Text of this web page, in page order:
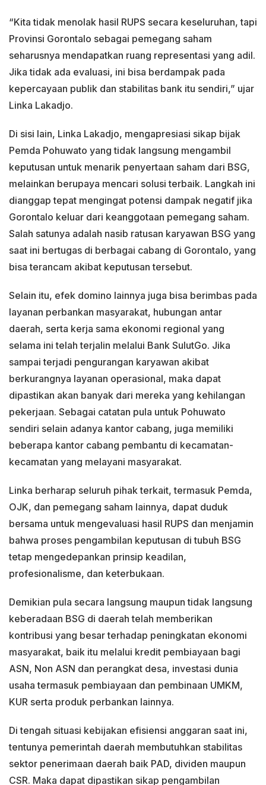
“Kita tidak menolak hasil RUPS secara keseluruhan, tapi
Provinsi Gorontalo sebagai pemegang saham
seharusnya mendapatkan ruang representasi yang adil.
Jika tidak ada evaluasi, ini bisa berdampak pada
kepercayaan publik dan stabilitas bank itu sendiri,” ujar
Linka Lakadjo.
Di sisi lain, Linka Lakadjo, mengapresiasi sikap bijak
Pemda Pohuwato yang tidak langsung mengambil
keputusan untuk menarik penyertaan saham dari BSG,
melainkan berupaya mencari solusi terbaik. Langkah ini
dianggap tepat mengingat potensi dampak negatif jika
Gorontalo keluar dari keanggotaan pemegang saham.
Salah satunya adalah nasib ratusan karyawan BSG yang
saat ini bertugas di berbagai cabang di Gorontalo, yang
bisa terancam akibat keputusan tersebut.
Selain itu, efek domino lainnya juga bisa berimbas pada
layanan perbankan masyarakat, hubungan antar
daerah, serta kerja sama ekonomi regional yang
selama ini telah terjalin melalui Bank SulutGo. Jika
sampai terjadi pengurangan karyawan akibat
berkurangnya layanan operasional, maka dapat
dipastikan akan banyak dari mereka yang kehilangan
pekerjaan. Sebagai catatan pula untuk Pohuwato
sendiri selain adanya kantor cabang, juga memiliki
beberapa kantor cabang pembantu di kecamatan-
kecamatan yang melayani masyarakat.
Linka berharap seluruh pihak terkait, termasuk Pemda,
OJK, dan pemegang saham lainnya, dapat duduk
bersama untuk mengevaluasi hasil RUPS dan menjamin
bahwa proses pengambilan keputusan di tubuh BSG
tetap mengedepankan prinsip keadilan,
profesionalisme, dan keterbukaan.
Demikian pula secara langsung maupun tidak langsung
keberadaan BSG di daerah telah memberikan
kontribusi yang besar terhadap peningkatan ekonomi
masyarakat, baik itu melalui kredit pembiayaan bagi
ASN, Non ASN dan perangkat desa, investasi dunia
usaha termasuk pembiayaan dan pembinaan UMKM,
KUR serta produk perbankan lainnya.
Di tengah situasi kebijakan efisiensi anggaran saat ini,
tentunya pemerintah daerah membutuhkan stabilitas
sektor penerimaan daerah baik PAD, dividen maupun
CSR. Maka dapat dipastikan sikap pengambilan